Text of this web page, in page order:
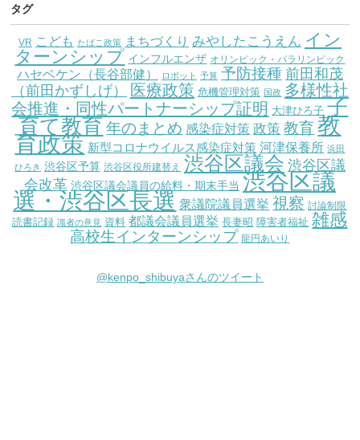
タグ
VR こども たばこ政策 まちづくり みやしたこうえん イン
ターンシップ インフルエンザ オリンピック・パラリンピック
ハセベケン（長谷部健） ロボット 予算 予防接種 前田和茂
（前田かずしげ）
医療政策 危機管理対策 国政 多様性社
会推進・同性パートナーシップ証明 大津ひろ子 子
育て教育 年のまとめ 感染症対策 政策 教育 教
育政策 新型コロナウイルス感染症対策 河津保養所 浜田
ひろき 渋谷区予算 渋谷区役所建替え 渋谷区議会 渋谷区議
会改革 渋谷区議会議員の給料・期末手当 渋谷区議
選・渋谷区長選 衆議院議員選挙 視察 討論制限
読書記録 識者の意見 資料 都議会議員選挙 長妻昭 障害者福祉 雑感
高校生インターンシップ 龍円あいり
@kenpo_shibuyaさんのツイート